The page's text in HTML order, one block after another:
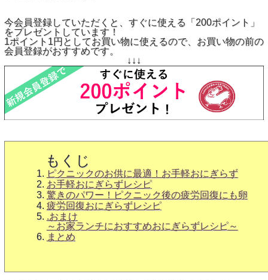
今会員登録していただくと、すぐに使える「200ポイント」
をプレゼントしています！
1ポイント1円としてお買い物に使えるので、お買い物の前の
会員登録がおすすめです。
↓↓↓
もくじ
ピクニックのお供に最適！お手軽おにぎらず
お手軽おにぎらずレシピ
驚きのパワー！ピクニック後の疲労回復にも卵
疲労回復おにぎらずレシピ
.おまけ
～お家ランチにおすすめおにぎらずレシピ～
まとめ